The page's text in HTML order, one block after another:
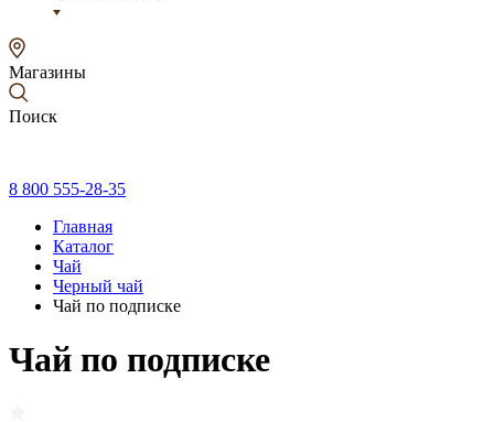
Магазины
Поиск
8 800 555-28-35
Главная
Каталог
Чай
Черный чай
Чай по подписке
Чай по подписке